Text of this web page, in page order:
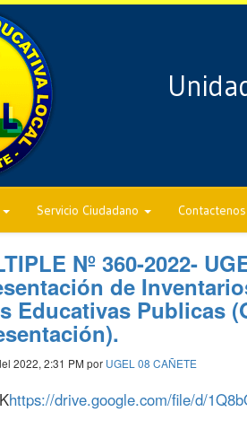
Servicio Ciudadano Contactenos
Nº 360-2022-
de
Educativas Publicas
2022, 2:31 PM por UGEL 08 CAÑETE
https://drive.google.com/file/d/